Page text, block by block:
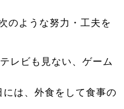
のような努力・工夫を
レビも見ない、ゲーム
は、外食をして食事の